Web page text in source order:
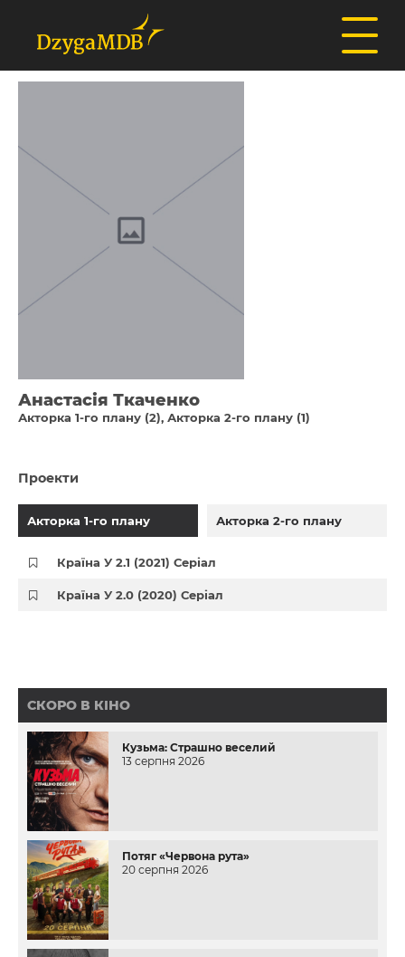
Анастасія Ткаченко
Акторка 1-го плану (2) Акторка 2-го плану (1)
Проекти
Акторка 1-го плану Акторка 2-го плану
Країна У 2.1 (2021) Серіал
Країна У 2.0 (2020) Серіал
СКОРО В КІНО
Кузьма: Страшно веселий
13 серпня 2026
Потяг «Червона рута»
20 серпня 2026